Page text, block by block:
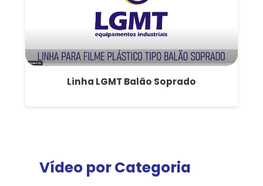
Linha LGMT Balão Soprado
Vídeo por Categoria